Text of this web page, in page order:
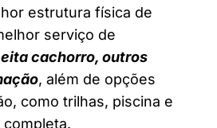
estrutura física de
serviço de
cachorro, outros
, além de opções
como trilhas, piscina e